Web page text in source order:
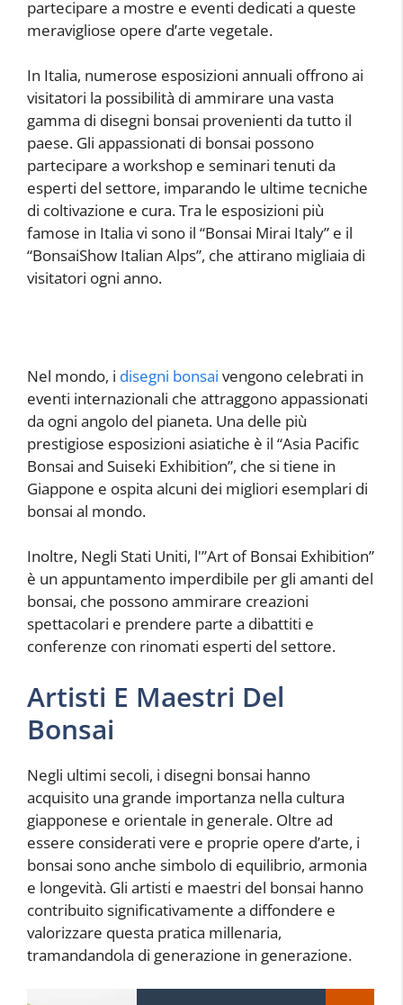
partecipare a mostre e eventi dedicati a queste
meravigliose opere d’arte vegetale.
In Italia, numerose esposizioni annuali offrono ai
visitatori la possibilità di ammirare una vasta
gamma di disegni bonsai provenienti da tutto il
paese. Gli appassionati di bonsai possono
partecipare a workshop e seminari tenuti da
esperti del settore, imparando le ultime tecniche
di coltivazione e cura. Tra le esposizioni più
famose in Italia vi sono il “Bonsai Mirai Italy” e il
“BonsaiShow Italian Alps”, che attirano migliaia di
visitatori ogni anno.
Nel mondo, i disegni bonsai vengono celebrati in
eventi internazionali che attraggono appassionati
da ogni angolo del pianeta. Una delle più
prestigiose esposizioni asiatiche è il “Asia Pacific
Bonsai and Suiseki Exhibition”, che si tiene in
Giappone e ospita alcuni dei migliori esemplari di
bonsai al mondo.
Inoltre, Negli Stati Uniti, l'”Art of Bonsai Exhibition”
è un appuntamento imperdibile per gli amanti del
bonsai, che possono ammirare creazioni
spettacolari e prendere parte a dibattiti e
conferenze con rinomati esperti del settore.
Artisti E Maestri Del
Bonsai
Negli ultimi secoli, i disegni bonsai hanno
acquisito una grande importanza nella cultura
giapponese e orientale in generale. Oltre ad
essere considerati vere e proprie opere d’arte, i
bonsai sono anche simbolo di equilibrio, armonia
e longevità. Gli artisti e maestri del bonsai hanno
contribuito significativamente a diffondere e
valorizzare questa pratica millenaria,
tramandandola di generazione in generazione.